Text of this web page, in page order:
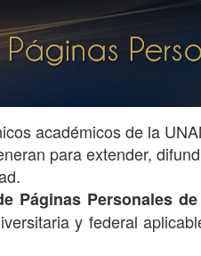
académicos de la
para extender,
Páginas Personales de
y federal